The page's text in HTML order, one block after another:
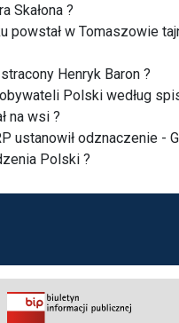
Skałona ?
powstał w Tomaszowie
Henryk Baron ?
Polski według
na wsi ?
ustanowił odznaczenie -
Polski ?